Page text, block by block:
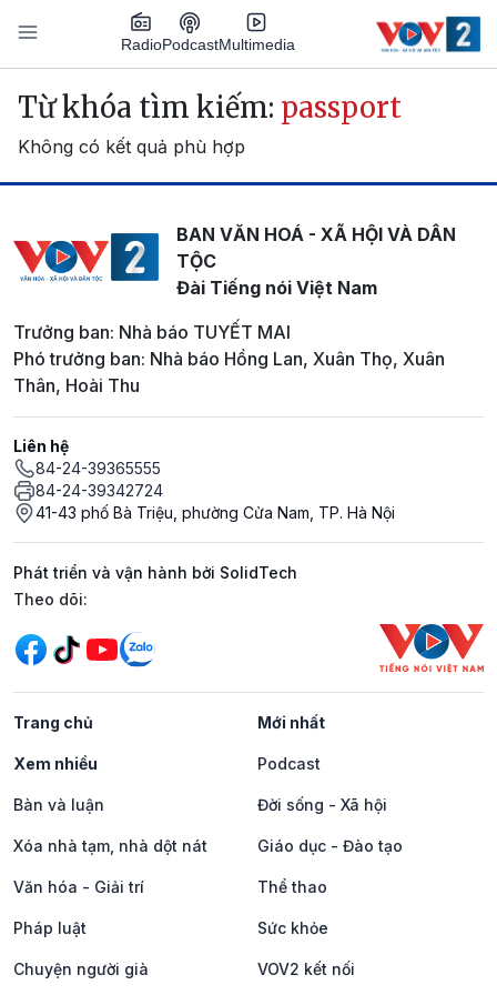
Nhảy đến nội dung
RadioPodcastMultimedia
Main navigation
Từ khóa tìm kiếm: passport
Không có kết quả phù hợp
BAN VĂN HOÁ - XÃ HỘI VÀ DÂN
TỘC
Đài Tiếng nói Việt Nam
Trưởng ban: Nhà báo TUYẾT MAI
Phó trưởng ban: Nhà báo Hồng Lan, Xuân Thọ, Xuân
Thân, Hoài Thu
Liên hệ
84-24-39365555
84-24-39342724
41-43 phố Bà Triệu, phường Cửa Nam, TP. Hà Nội
Phát triển và vận hành bởi SolidTech
Mạng xã hội
Theo dõi:
Trang chủ Mới nhất
Xem nhiều Podcast
Bàn và luận Đời sống - Xã hội
Xóa nhà tạm, nhà dột nát Giáo dục - Đào tạo
Văn hóa - Giải trí Thể thao
Pháp luật Sức khỏe
Chuyện người già VOV2 kết nối